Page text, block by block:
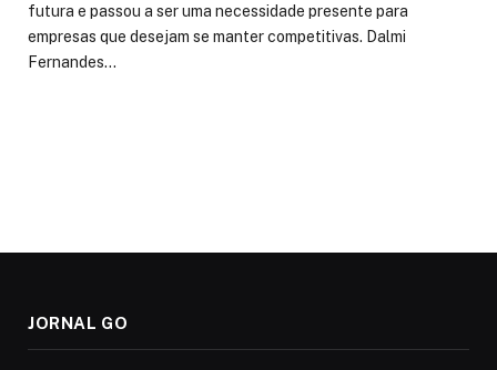
futura e passou a ser uma necessidade presente para
empresas que desejam se manter competitivas. Dalmi
Fernandes…
JORNAL GO